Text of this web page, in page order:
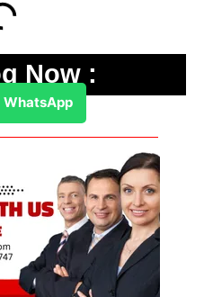
Now :
WhatsApp